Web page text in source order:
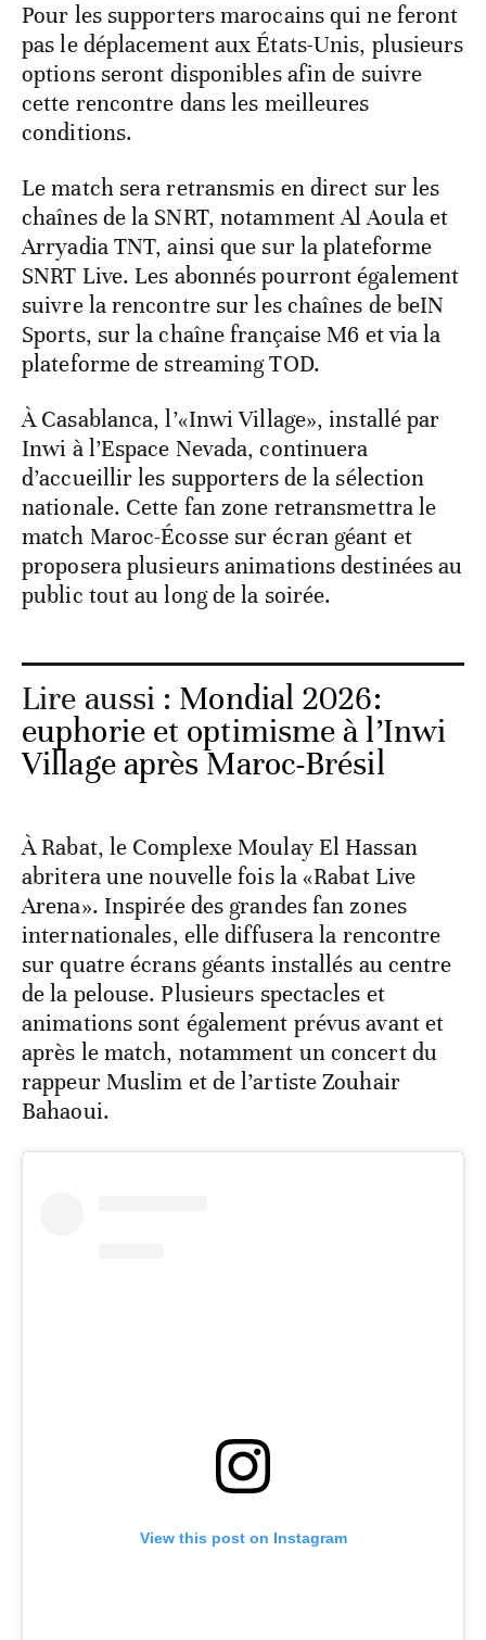
Pour les supporters marocains qui ne feront
pas le déplacement aux États-Unis, plusieurs
options seront disponibles afin de suivre
cette rencontre dans les meilleures
conditions.
Le match sera retransmis en direct sur les
chaînes de la SNRT, notamment Al Aoula et
Arryadia TNT, ainsi que sur la plateforme
SNRT Live. Les abonnés pourront également
suivre la rencontre sur les chaînes de beIN
Sports, sur la chaîne française M6 et via la
plateforme de streaming TOD.
À Casablanca, l’«Inwi Village», installé par
Inwi à l’Espace Nevada, continuera
d’accueillir les supporters de la sélection
nationale. Cette fan zone retransmettra le
match Maroc-Écosse sur écran géant et
proposera plusieurs animations destinées au
public tout au long de la soirée.
Lire aussi : Mondial 2026:
euphorie et optimisme à l’Inwi
Village après Maroc-Brésil
À Rabat, le Complexe Moulay El Hassan
abritera une nouvelle fois la «Rabat Live
Arena». Inspirée des grandes fan zones
internationales, elle diffusera la rencontre
sur quatre écrans géants installés au centre
de la pelouse. Plusieurs spectacles et
animations sont également prévus avant et
après le match, notamment un concert du
rappeur Muslim et de l’artiste Zouhair
Bahaoui.
View this post on Instagram